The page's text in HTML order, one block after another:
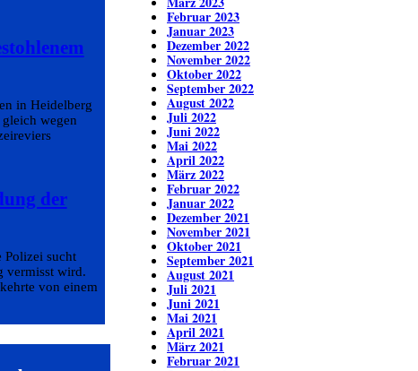
in Heidelberg
wegen
der
Polizei sucht
vermisst wird.
von einem
Februar 2023
Januar 2023
Dezember 2022
November 2022
Oktober 2022
September 2022
August 2022
Juli 2022
Juni 2022
Mai 2022
April 2022
März 2022
Februar 2022
Januar 2022
Dezember 2021
November 2021
Oktober 2021
September 2021
August 2021
Juli 2021
Juni 2021
Mai 2021
April 2021
März 2021
Februar 2021